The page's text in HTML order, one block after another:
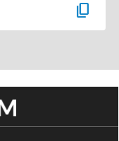
content_copy